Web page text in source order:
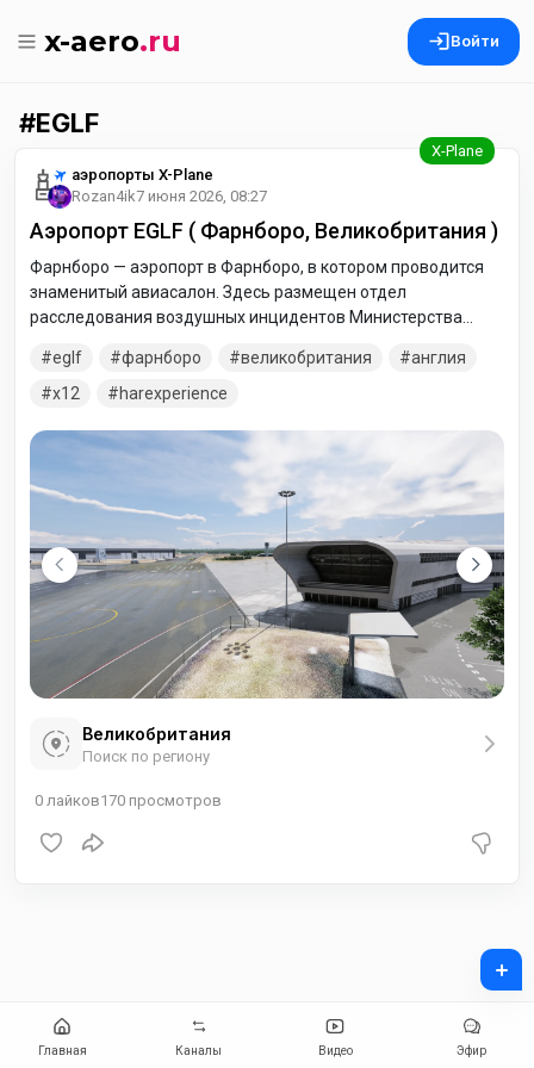
x-aero.ru Войти
EGLF
аэропорты X-Plane
Rozan4ik7 июня 2026, 08:27
Аэропорт EGLF ( Фарнборо, Великобритания )
Фарнборо — аэропорт в Фарнборо, в котором проводится
знаменитый авиасалон. Здесь размещен отдел
расследования воздушных инцидентов Министерства
аэропорта: стандартный и режим авиашоу.
eglf фарнборо великобритания
англия
x12
harexperience
Великобритания
Поиск по региону
0 лайков170 просмотров
Главная Каналы Видео Эфир
+